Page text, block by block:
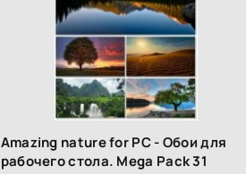
Amazing nature for PC - Обои для
рабочего стола. Mega Pack 31